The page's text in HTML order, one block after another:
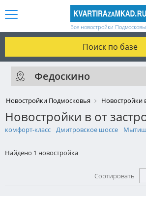
Все новостройки
Поиск по базе
Федоскино
Новостройки Подмосковья Новостройки
Новостройки в от
комфорт-класс Дмитровское шоссе
Найдено 1 новостройка
Сортировать